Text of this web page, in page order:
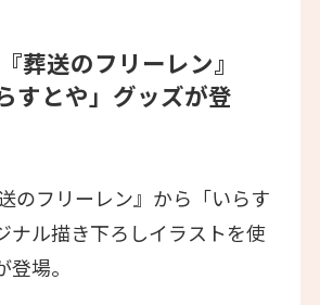
葬送のフリーレン』
すとや」グッズが登
のフリーレン』から「いらす
ナル描き下ろしイラストを使
場。